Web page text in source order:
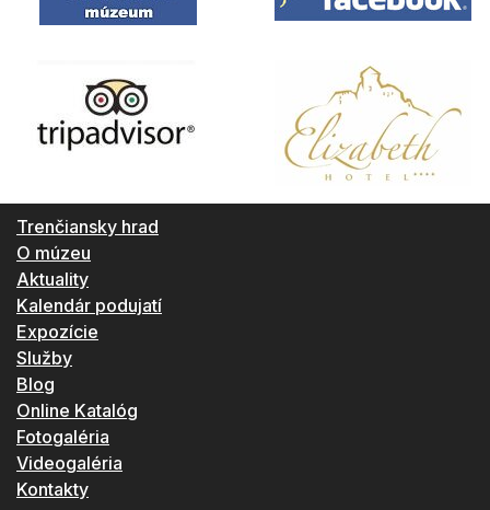
Trenčiansky hrad
O múzeu
Aktuality
Kalendár podujatí
Expozície
Služby
Blog
Online Katalóg
Fotogaléria
Videogaléria
Kontakty